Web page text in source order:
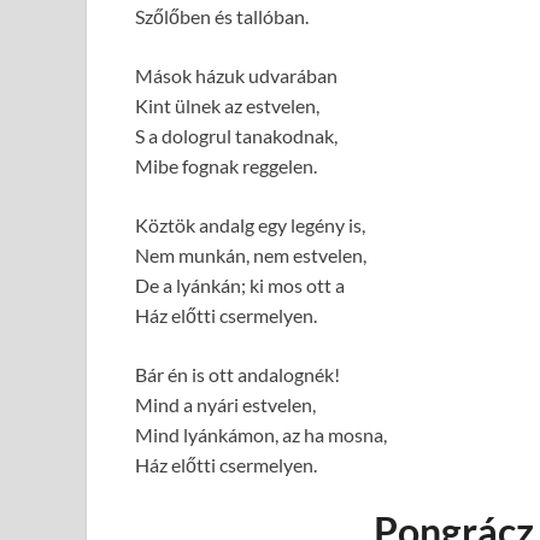
Szőlőben és tallóban.
Mások házuk udvarában
Kint ülnek az estvelen,
S a dologrul tanakodnak,
Mibe fognak reggelen.
Köztök andalg egy legény is,
Nem munkán, nem estvelen,
De a lyánkán; ki mos ott a
Ház előtti csermelyen.
Bár én is ott andalognék!
Mind a nyári estvelen,
Mind lyánkámon, az ha mosna,
Ház előtti csermelyen.